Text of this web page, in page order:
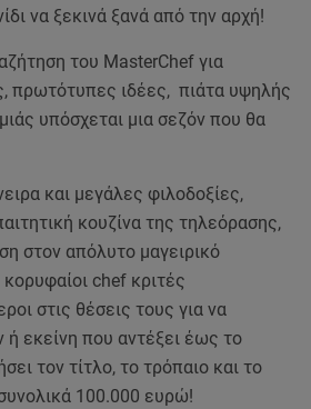
να ξεκινά ξανά από την αρχή!
του MasterChef για
πρωτότυπες ιδέες, πιάτα υψηλής
υπόσχεται μια σεζόν που θα
και μεγάλες φιλοδοξίες,
κουζίνα της τηλεόρασης,
στον απόλυτο μαγειρικό
chef κριτές
στις θέσεις τους για να
ή εκείνη που αντέξει έως το
τον τίτλο, το τρόπαιo και το
100.000 ευρώ!